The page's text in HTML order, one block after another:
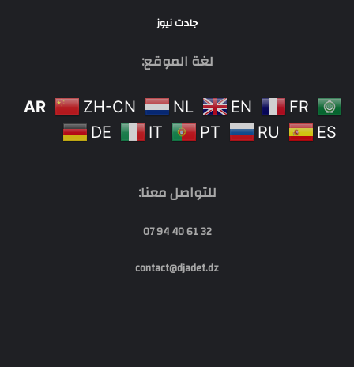
جادت نيوز
لغة الموقع:
AR ZH-CN NL EN
FR
DE
IT PT RU ES
للتواصل معنا:
32 61 40 94 07
contact@djadet.dz